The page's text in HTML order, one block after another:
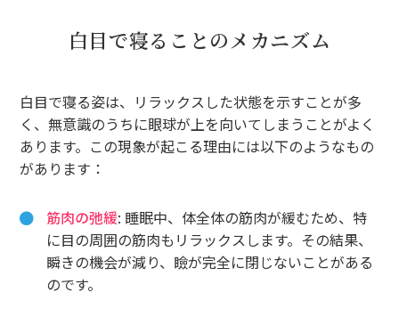
白目で寝ることのメカニズム
白目で寝る姿は、リラックスした状態を示すことが多
く、無意識のうちに眼球が上を向いてしまうことがよく
あります。この現象が起こる理由には以下のようなもの
があります：
筋肉の弛緩: 睡眠中、体全体の筋肉が緩むため、特
に目の周囲の筋肉もリラックスします。その結果、
瞬きの機会が減り、瞼が完全に閉じないことがある
のです。